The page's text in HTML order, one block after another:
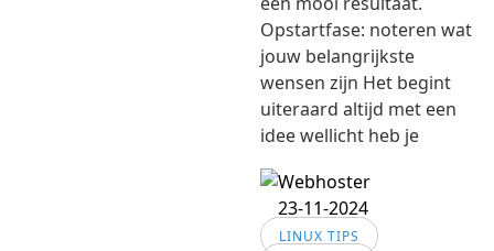
Opstartfase: noteren wat
jouw belangrijkste
wensen zijn Het begint
uiteraard altijd met een
idee wellicht heb je
23-11-2024
LINUX TIPS